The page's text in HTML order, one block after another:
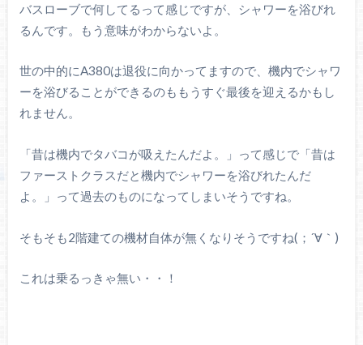
バスローブで何してるって感じですが、シャワーを浴びれ
るんです。もう意味がわからないよ。
世の中的にA380は退役に向かってますので、機内でシャワ
ーを浴びることができるのももうすぐ最後を迎えるかもし
れません。
「昔は機内でタバコが吸えたんだよ。」って感じで「昔は
ファーストクラスだと機内でシャワーを浴びれたんだ
よ。」って過去のものになってしまいそうですね。
そもそも2階建ての機材自体が無くなりそうですね(；´∀｀)
これは乗るっきゃ無い・・！